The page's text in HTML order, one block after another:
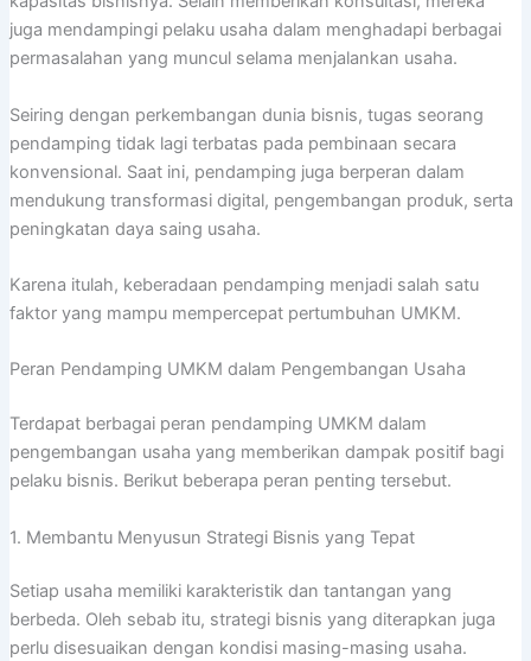
juga mendampingi pelaku usaha dalam menghadapi berbagai
permasalahan yang muncul selama menjalankan usaha.
Seiring dengan perkembangan dunia bisnis, tugas seorang
pendamping tidak lagi terbatas pada pembinaan secara
konvensional. Saat ini, pendamping juga berperan dalam
mendukung transformasi digital, pengembangan produk, serta
peningkatan daya saing usaha.
Karena itulah, keberadaan pendamping menjadi salah satu
faktor yang mampu mempercepat pertumbuhan UMKM.
Peran Pendamping UMKM dalam Pengembangan Usaha
Terdapat berbagai peran pendamping UMKM dalam
pengembangan usaha yang memberikan dampak positif bagi
pelaku bisnis. Berikut beberapa peran penting tersebut.
1. Membantu Menyusun Strategi Bisnis yang Tepat
Setiap usaha memiliki karakteristik dan tantangan yang
berbeda. Oleh sebab itu, strategi bisnis yang diterapkan juga
perlu disesuaikan dengan kondisi masing-masing usaha.